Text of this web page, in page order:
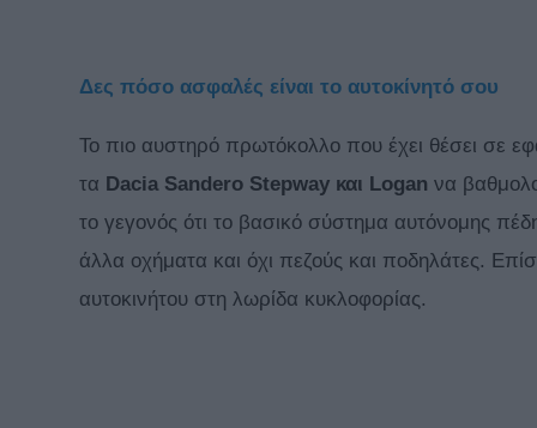
Δες πόσο ασφαλές είναι το αυτοκίνητό σου
Το πιο αυστηρό πρωτόκολλο που έχει θέσει σε
τα Dacia Sandero Stepway και Logan να
το γεγονός ότι το βασικό σύστημα αυτόνομης
άλλα οχήματα και όχι πεζούς και ποδηλάτες.
αυτοκινήτου στη λωρίδα κυκλοφορίας.